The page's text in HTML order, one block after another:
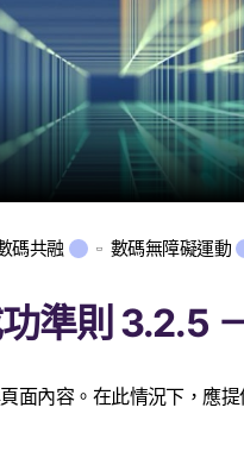
碼共融 數碼無障礙運動
準則 3.2.5
面內容。在此情況下，應